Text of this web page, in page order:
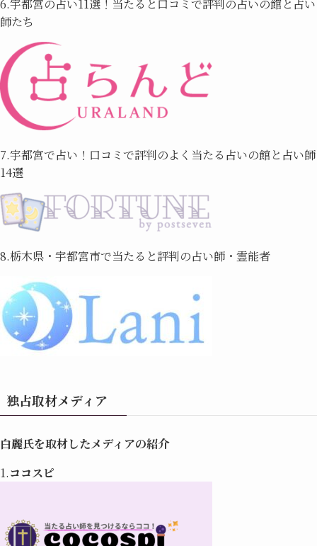
師たち
7.宇都宮で占い！口コミで評判のよく当たる占いの館と占い師
14選
8.栃木県・宇都宮市で当たると評判の占い師・霊能者
独占取材メディア
白麗氏を取材したメディアの紹介
1.ココスピ